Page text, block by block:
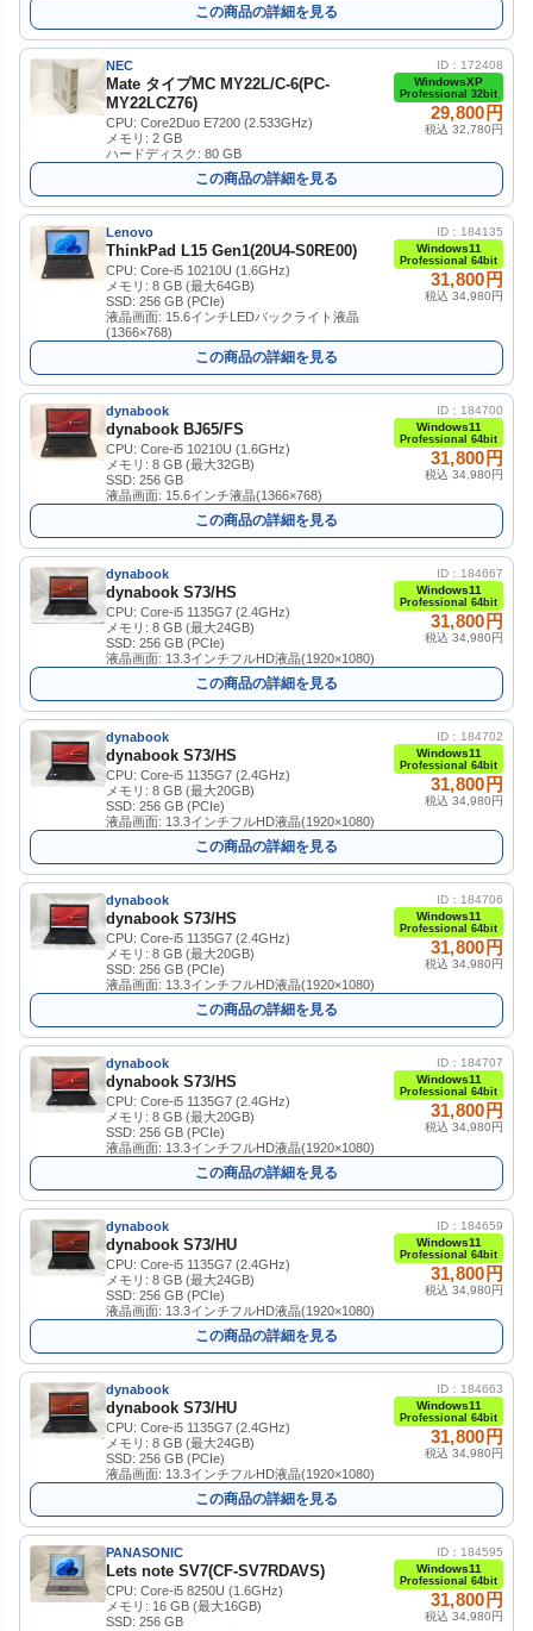
この商品の詳細を見る
NEC
Mate タイプMC MY22L/C-6(PC-
MY22LCZ76)
CPU: Core2Duo E7200 (2.533GHz)
メモリ: 2 GB
ハードディスク: 80 GB
ID：172408
WindowsXP
Professional 32bit
29,800円
税込 32,780円
この商品の詳細を見る
Lenovo
ThinkPad L15 Gen1(20U4-S0RE00)
CPU: Core-i5 10210U (1.6GHz)
メモリ: 8 GB (最大64GB)
SSD: 256 GB (PCIe)
液晶画面: 15.6インチLEDバックライト液晶
(1366×768)
ID：184135
Windows11
Professional 64bit
31,800円
税込 34,980円
この商品の詳細を見る
dynabook
dynabook BJ65/FS
CPU: Core-i5 10210U (1.6GHz)
メモリ: 8 GB (最大32GB)
SSD: 256 GB
液晶画面: 15.6インチ液晶(1366×768)
ID：184700
Windows11
Professional 64bit
31,800円
税込 34,980円
この商品の詳細を見る
dynabook
dynabook S73/HS
CPU: Core-i5 1135G7 (2.4GHz)
メモリ: 8 GB (最大24GB)
SSD: 256 GB (PCIe)
液晶画面: 13.3インチフルHD液晶(1920×1080)
ID：184667
Windows11
Professional 64bit
31,800円
税込 34,980円
この商品の詳細を見る
dynabook
dynabook S73/HS
CPU: Core-i5 1135G7 (2.4GHz)
メモリ: 8 GB (最大20GB)
SSD: 256 GB (PCIe)
液晶画面: 13.3インチフルHD液晶(1920×1080)
ID：184702
Windows11
Professional 64bit
31,800円
税込 34,980円
この商品の詳細を見る
dynabook
dynabook S73/HS
CPU: Core-i5 1135G7 (2.4GHz)
メモリ: 8 GB (最大20GB)
SSD: 256 GB (PCIe)
液晶画面: 13.3インチフルHD液晶(1920×1080)
ID：184706
Windows11
Professional 64bit
31,800円
税込 34,980円
この商品の詳細を見る
dynabook
dynabook S73/HS
CPU: Core-i5 1135G7 (2.4GHz)
メモリ: 8 GB (最大20GB)
SSD: 256 GB (PCIe)
液晶画面: 13.3インチフルHD液晶(1920×1080)
ID：184707
Windows11
Professional 64bit
31,800円
税込 34,980円
この商品の詳細を見る
dynabook
dynabook S73/HU
CPU: Core-i5 1135G7 (2.4GHz)
メモリ: 8 GB (最大24GB)
SSD: 256 GB (PCIe)
液晶画面: 13.3インチフルHD液晶(1920×1080)
ID：184659
Windows11
Professional 64bit
31,800円
税込 34,980円
この商品の詳細を見る
dynabook
dynabook S73/HU
CPU: Core-i5 1135G7 (2.4GHz)
メモリ: 8 GB (最大24GB)
SSD: 256 GB (PCIe)
液晶画面: 13.3インチフルHD液晶(1920×1080)
ID：184663
Windows11
Professional 64bit
31,800円
税込 34,980円
この商品の詳細を見る
PANASONIC
Lets note SV7(CF-SV7RDAVS)
CPU: Core-i5 8250U (1.6GHz)
メモリ: 16 GB (最大16GB)
SSD: 256 GB
ID：184595
Windows11
Professional 64bit
31,800円
税込 34,980円